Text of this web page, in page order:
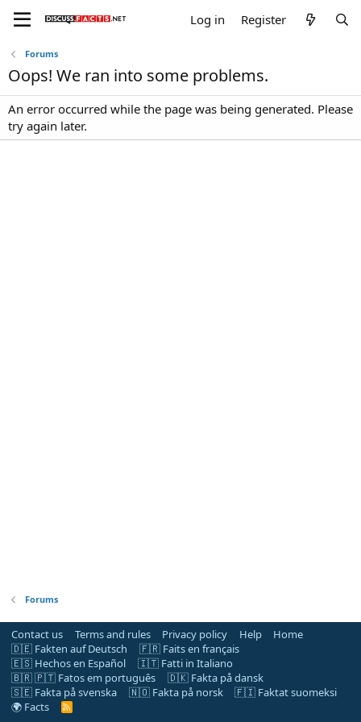
Log in Register
Forums
Oops! We ran into some problems.
An error occurred while the page was being generated. Please
try again later.
Forums
Contact us Terms and rules Privacy policy Help
Home
🇩🇪 Fakten auf Deutsch
🇫🇷 Faits en français
🇪🇸 Hechos en Español
🇮🇹 Fatti in Italiano
🇧🇷 🇵🇹 Fatos em português
🇩🇰 Fakta på dansk
🇸🇪 Fakta på svenska
🇳🇴 Fakta på norsk
🇫🇮 Faktat suomeksi
🌍 Facts
R